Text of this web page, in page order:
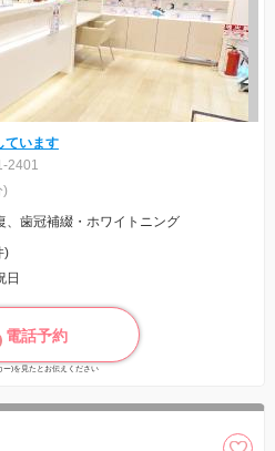
ています
2401
)
、歯冠補綴・ホワイトニング
)
日
電話予約
ー)を見たとお伝えください